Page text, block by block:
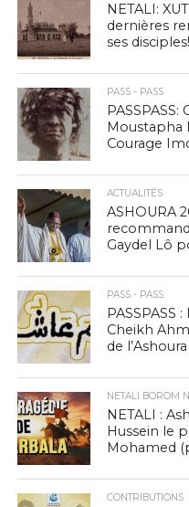
NETALI:
dernières
ses disciples!
PASS - PASS
Moustapha
Courage
ACTUALITÉS
ASHOURA
Gaydel Lô
PASS - PASS
PASSPASS
Cheikh
de l’Ashoura
NETALI BOROM
NETALI :
Hussein le
Mohamed
CONTRIBUTIONS